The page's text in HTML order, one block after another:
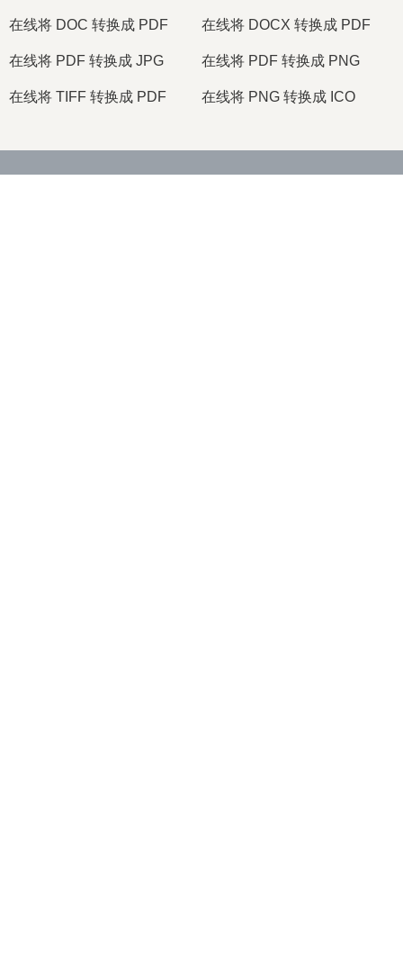
在线将 DOC 转换成 PDF 在线将 DOCX 转换成 PDF
在线将 PDF 转换成 JPG 在线将 PDF 转换成 PNG
在线将 TIFF 转换成 PDF 在线将 PNG 转换成 ICO